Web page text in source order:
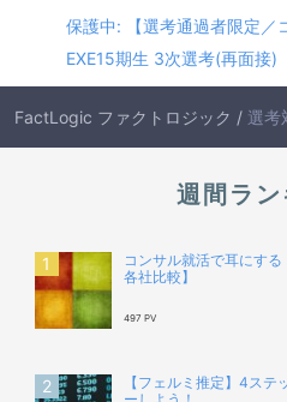
保護中: 【選考通過者限定／
EXE15期生 3次選考(再面接)
FactLogic ファクトロジック / 選考
週間ラ
コンサル就活で耳にす
各社比較】
497 PV
【フェルミ推定】4ステ